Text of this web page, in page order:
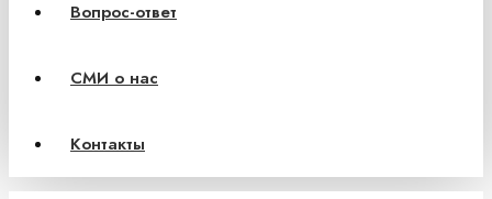
Вопрос-ответ
СМИ о нас
Контакты